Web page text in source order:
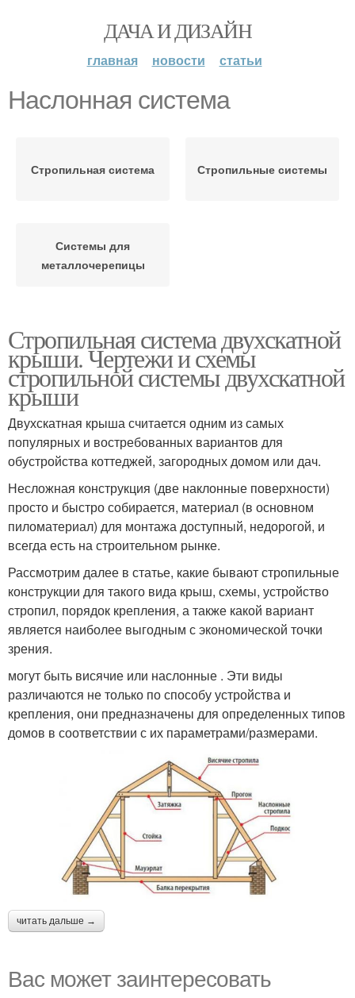
ДАЧА И ДИЗАЙН
главная новости статьи
Наслонная система
Стропильная система Стропильные системы
Системы для
металлочерепицы
Стропильная система двухскатной
крыши. Чертежи и схемы
стропильной системы двухскатной
крыши
Двухскатная крыша считается одним из самых
популярных и востребованных вариантов для
обустройства коттеджей, загородных домом или дач.
Несложная конструкция (две наклонные поверхности)
просто и быстро собирается, материал (в основном
пиломатериал) для монтажа доступный, недорогой, и
всегда есть на строительном рынке.
Рассмотрим далее в статье, какие бывают стропильные
конструкции для такого вида крыш, схемы, устройство
стропил, порядок крепления, а также какой вариант
является наиболее выгодным с экономической точки
зрения.
могут быть висячие или наслонные . Эти виды
различаются не только по способу устройства и
крепления, они предназначены для определенных типов
домов в соответствии с их параметрами/размерами.
читать дальше →
Вас может заинтересовать